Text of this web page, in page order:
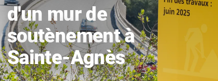
d'un mur de
soutènement à
Sainte-Agnès